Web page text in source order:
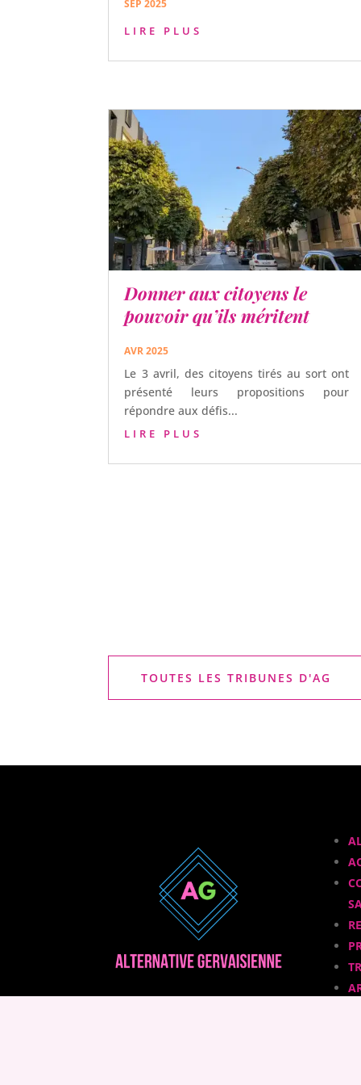
SEP 2025
LIRE PLUS
Donner aux citoyens le
pouvoir qu’ils méritent
AVR 2025
Le 3 avril, des citoyens tirés au sort ont
présenté leurs propositions pour
répondre aux défis...
LIRE PLUS
TOUTES LES TRIBUNES D'AG